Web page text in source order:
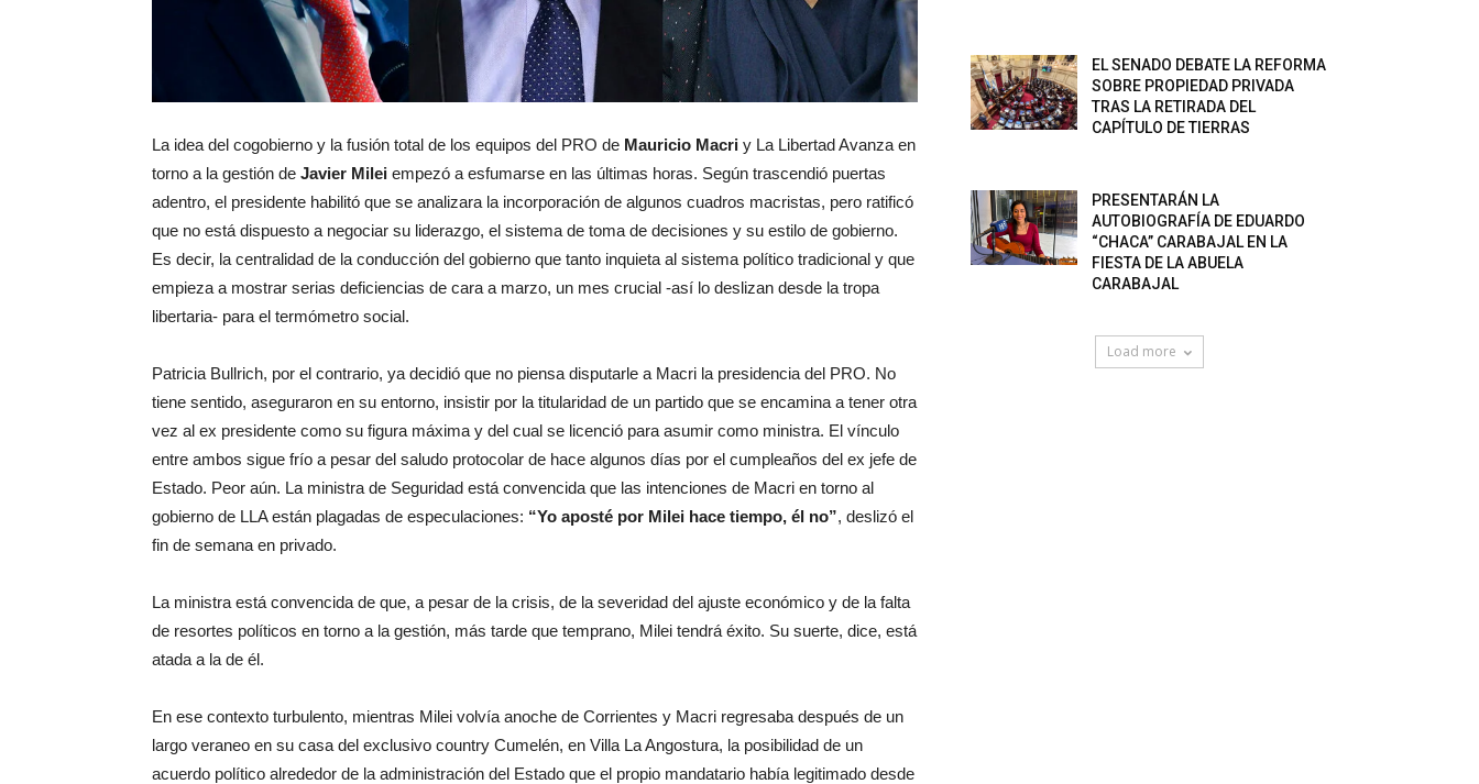
La idea del cogobierno y la fusión total de los equipos del PRO de Mauricio Macri y La Libertad Avanza en
torno a la gestión de Javier Milei empezó a esfumarse en las últimas horas. Según trascendió puertas
adentro, el presidente habilitó que se analizara la incorporación de algunos cuadros macristas, pero ratificó
que no está dispuesto a negociar su liderazgo, el sistema de toma de decisiones y su estilo de gobierno.
Es decir, la centralidad de la conducción del gobierno que tanto inquieta al sistema político tradicional y que
empieza a mostrar serias deficiencias de cara a marzo, un mes crucial -así lo deslizan desde la tropa
libertaria- para el termómetro social.
Patricia Bullrich, por el contrario, ya decidió que no piensa disputarle a Macri la presidencia del PRO. No
tiene sentido, aseguraron en su entorno, insistir por la titularidad de un partido que se encamina a tener otra
vez al ex presidente como su figura máxima y del cual se licenció para asumir como ministra. El vínculo
entre ambos sigue frío a pesar del saludo protocolar de hace algunos días por el cumpleaños del ex jefe de
Estado. Peor aún. La ministra de Seguridad está convencida que las intenciones de Macri en torno al
gobierno de LLA están plagadas de especulaciones: “Yo aposté por Milei hace tiempo, él no”, deslizó el
fin de semana en privado.
La ministra está convencida de que, a pesar de la crisis, de la severidad del ajuste económico y de la falta
de resortes políticos en torno a la gestión, más tarde que temprano, Milei tendrá éxito. Su suerte, dice, está
atada a la de él.
En ese contexto turbulento, mientras Milei volvía anoche de Corrientes y Macri regresaba después de un
largo veraneo en su casa del exclusivo country Cumelén, en Villa La Angostura, la posibilidad de un
acuerdo político alrededor de la administración del Estado que el propio mandatario había legitimado desde
EL SENADO DEBATE LA REFORMA
SOBRE PROPIEDAD PRIVADA
TRAS LA RETIRADA DEL
CAPÍTULO DE TIERRAS
PRESENTARÁN LA
AUTOBIOGRAFÍA DE EDUARDO
“CHACA” CARABAJAL EN LA
FIESTA DE LA ABUELA
CARABAJAL
Load more